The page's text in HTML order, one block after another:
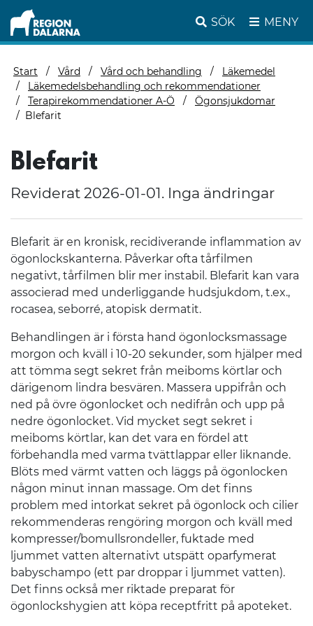
SÖK MENY
Start Vård Vård och behandling
Läkemedel
Läkemedelsbehandling och rekommendationer
Terapirekommendationer A-Ö
Ögonsjukdomar
Blefarit
Blefarit
Reviderat 2026-01-01. Inga ändringar
Blefarit är en kronisk, recidiverande inflammation av
ögonlockskanterna. Påverkar ofta tårfilmen
negativt, tårfilmen blir mer instabil. Blefarit kan vara
associerad med underliggande hudsjukdom, t.ex.,
rocasea, seborré, atopisk dermatit.
Behandlingen är i första hand ögonlocksmassage
morgon och kväll i 10-20 sekunder, som hjälper med
att tömma segt sekret från meiboms körtlar och
därigenom lindra besvären. Massera uppifrån och
ned på övre ögonlocket och nedifrån och upp på
nedre ögonlocket. Vid mycket segt sekret i
meiboms körtlar, kan det vara en fördel att
förbehandla med varma tvättlappar eller liknande.
Blöts med värmt vatten och läggs på ögonlocken
någon minut innan massage. Om det finns
problem med intorkat sekret på ögonlock och cilier
rekommenderas rengöring morgon och kväll med
kompresser/bomullsrondeller, fuktade med
ljummet vatten alternativt utspätt oparfymerat
babyschampo (ett par droppar i ljummet vatten).
Det finns också mer riktade preparat för
ögonlockshygien att köpa receptfritt på apoteket.